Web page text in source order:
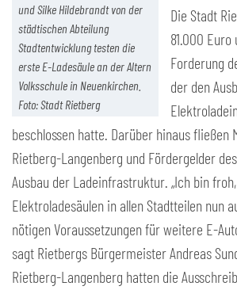
und Silke Hildebrandt von der
städtischen Abteilung
Stadtentwicklung testen die
erste E-Ladesäule an der Altern
Volksschule in Neuenkirchen.
Foto: Stadt Rietberg
Die Stadt
81.000
Forderung
der den
beschlossen hatte. Darüber hinaus fließen
Rietberg-Langenberg und Fördergelder
Ausbau der Ladeinfrastruktur. „Ich bin
Elektroladesäulen in allen Stadtteilen nun
nötigen Voraussetzungen für weitere E-
sagt Rietbergs Bürgermeister Andreas
Rietberg-Langenberg hatten die